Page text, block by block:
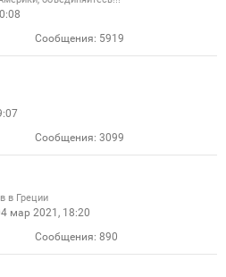
Сообщения: 5919
Сообщения: 3099
в Греции
мар 2021, 18:20
Сообщения: 890